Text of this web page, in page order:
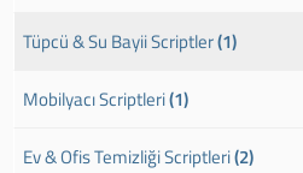
Tüpcü & Su Bayii Scriptler(1)
Mobilyacı Scriptleri(1)
Ev & Ofis Temizliği Scriptleri(2)